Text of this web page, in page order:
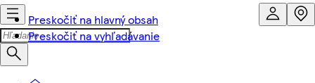
Preskočiť na hlavný obsah
Preskočiť na vyhľadávanie